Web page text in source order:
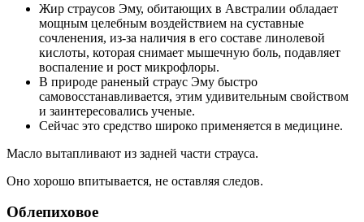
Жир страусов Эму, обитающих в Австралии обладает
мощным целебным воздействием на суставные
сочленения, из-за наличия в его составе линолевой
кислоты, которая снимает мышечную боль, подавляет
воспаление и рост микрофлоры.
В природе раненый страус Эму быстро
самовосстанавливается, этим удивительным свойством
и заинтересовались ученые.
Сейчас это средство широко применяется в медицине.
Масло вытапливают из задней части страуса.
Оно хорошо впитывается, не оставляя следов.
Облепиховое